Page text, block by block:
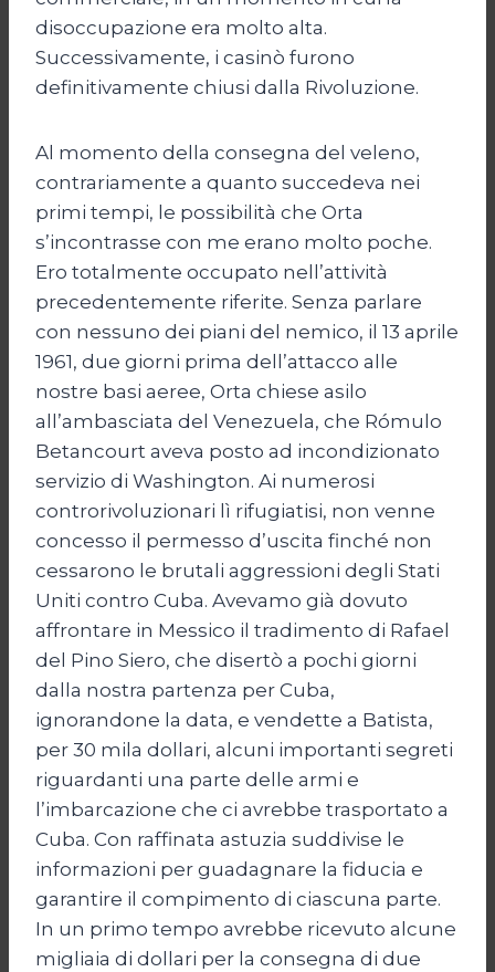
disoccupazione era molto alta.
Successivamente, i casinò furono
definitivamente chiusi dalla Rivoluzione.
Al momento della consegna del veleno,
contrariamente a quanto succedeva nei
primi tempi, le possibilità che Orta
s’incontrasse con me erano molto poche.
Ero totalmente occupato nell’attività
precedentemente riferite. Senza parlare
con nessuno dei piani del nemico, il 13 aprile
1961, due giorni prima dell’attacco alle
nostre basi aeree, Orta chiese asilo
all’ambasciata del Venezuela, che Rómulo
Betancourt aveva posto ad incondizionato
servizio di Washington. Ai numerosi
controrivoluzionari lì rifugiatisi, non venne
concesso il permesso d’uscita finché non
cessarono le brutali aggressioni degli Stati
Uniti contro Cuba. Avevamo già dovuto
affrontare in Messico il tradimento di Rafael
del Pino Siero, che disertò a pochi giorni
dalla nostra partenza per Cuba,
ignorandone la data, e vendette a Batista,
per 30 mila dollari, alcuni importanti segreti
riguardanti una parte delle armi e
l’imbarcazione che ci avrebbe trasportato a
Cuba. Con raffinata astuzia suddivise le
informazioni per guadagnare la fiducia e
garantire il compimento di ciascuna parte.
In un primo tempo avrebbe ricevuto alcune
migliaia di dollari per la consegna di due